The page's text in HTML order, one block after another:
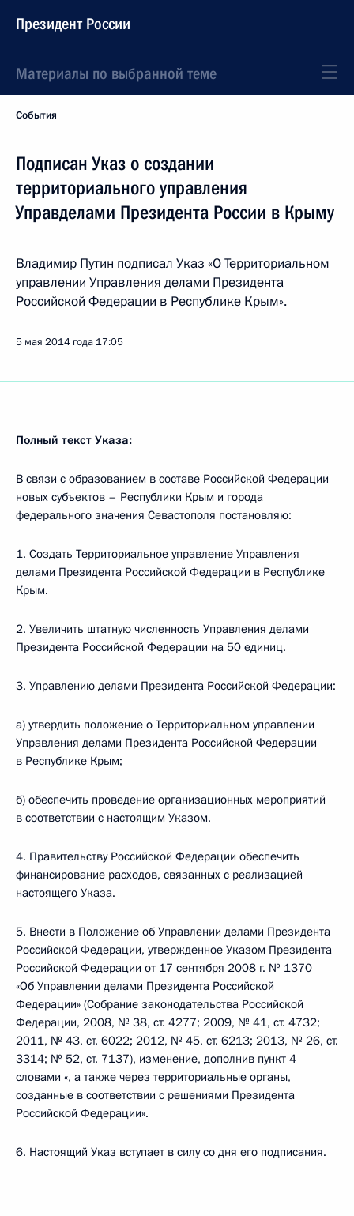
Президент России
Материалы по выбранной теме
События
Подписан Указ о создании
территориального управления
Управделами Президента России в Крыму
Владимир Путин подписал Указ «О Территориальном
управлении Управления делами Президента
Российской Федерации в Республике Крым».
5 мая 2014 года 17:05
Полный текст Указа:
В связи с образованием в составе Российской Федерации
новых субъектов – Республики Крым и города
федерального значения Севастополя постановляю:
1. Создать Территориальное управление Управления
делами Президента Российской Федерации в Республике
Крым.
2. Увеличить штатную численность Управления делами
Президента Российской Федерации на 50 единиц.
3. Управлению делами Президента Российской Федерации:
а) утвердить положение о Территориальном управлении
Управления делами Президента Российской Федерации
в Республике Крым;
б) обеспечить проведение организационных мероприятий
в соответствии с настоящим Указом.
4. Правительству Российской Федерации обеспечить
финансирование расходов, связанных с реализацией
настоящего Указа.
5. Внести в Положение об Управлении делами Президента
Российской Федерации, утвержденное Указом Президента
Российской Федерации от 17 сентября 2008 г. № 1370
«Об Управлении делами Президента Российской
Федерации» (Собрание законодательства Российской
Федерации, 2008, № 38, ст. 4277; 2009, № 41, ст. 4732;
2011, № 43, ст. 6022; 2012, № 45, ст. 6213; 2013, № 26, ст.
3314; № 52, ст. 7137), изменение, дополнив пункт 4
словами «, а также через территориальные органы,
созданные в соответствии с решениями Президента
Российской Федерации».
6. Настоящий Указ вступает в силу со дня его подписания.